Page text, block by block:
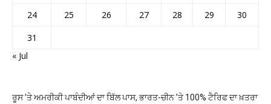
24
25 26 27 28 29
30
31
« Jul
ਰੂਸ ’ਤੇ ਅਮਰੀਕੀ ਪਾਬੰਦੀਆਂ ਦਾ ਬਿੱਲ ਪਾਸ, ਭਾਰਤ-ਚੀਨ ’ਤੇ 100% ਟੈਰਿਫ ਦਾ ਖ਼ਤਰਾ